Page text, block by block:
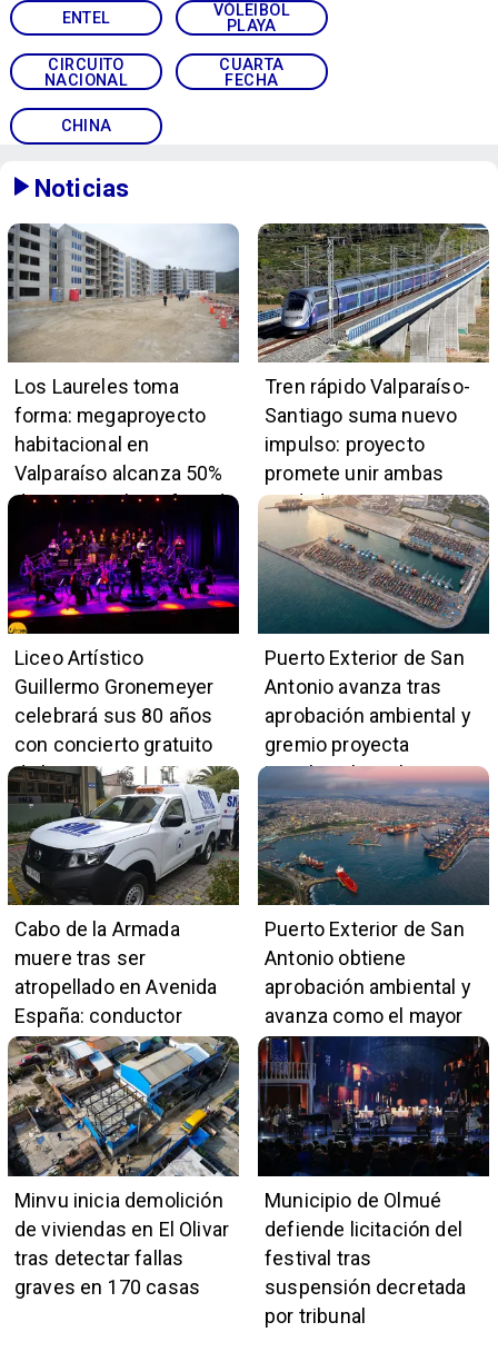
ENTEL
VÓLEIBOL
PLAYA
CIRCUITO
NACIONAL
CUARTA
FECHA
CHINA
Noticias
Los Laureles toma
forma: megaproyecto
habitacional en
Valparaíso alcanza 50%
de avance y beneficiará
a 396 familias
Tren rápido Valparaíso-
Santiago suma nuevo
impulso: proyecto
promete unir ambas
ciudades en 45 minutos
Liceo Artístico
Guillermo Gronemeyer
celebrará sus 80 años
con concierto gratuito
de la Orquesta Marga
Marga
Puerto Exterior de San
Antonio avanza tras
aprobación ambiental y
gremio proyecta
impulso al empleo y
comercio local
Cabo de la Armada
muere tras ser
atropellado en Avenida
España: conductor
también pertenece a la
institución naval
Puerto Exterior de San
Antonio obtiene
aprobación ambiental y
avanza como el mayor
proyecto portuario del
país
Minvu inicia demolición
de viviendas en El Olivar
tras detectar fallas
graves en 170 casas
Municipio de Olmué
defiende licitación del
festival tras
suspensión decretada
por tribunal